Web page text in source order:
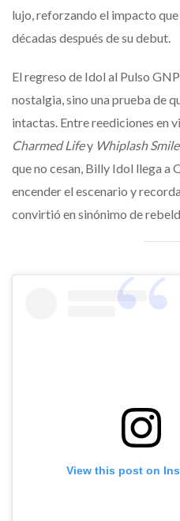
lujo, reforzando el impacto
décadas después de su debut.
El regreso de Idol al Pulso
nostalgia, sino una prueba de
intactas. Entre reediciones en
Charmed Lifey Whiplash Smile
que no cesan, Billy Idol llega a
encender el escenario y
convirtió en sinónimo de
View this post on